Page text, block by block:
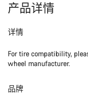
产品详情
详情
For tire compatibility,
wheel manufacturer.
品牌